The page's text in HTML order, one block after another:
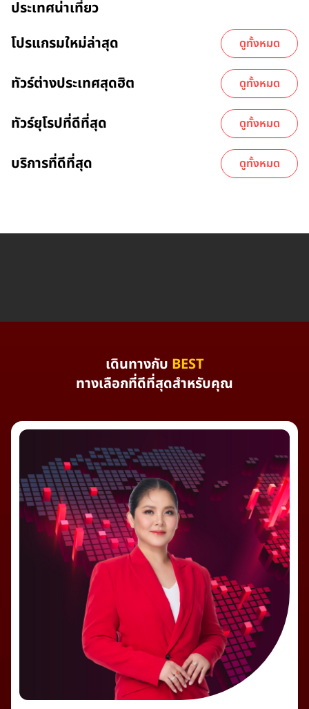
ประเทศน่าเที่ยว
โปรแกรมใหม่ล่าสุด
ดูทั้งหมด
ทัวร์ต่างประเทศสุดฮิต ดูทั้งหมด
ทัวร์ยุโรปที่ดีที่สุด ดูทั้งหมด
บริการที่ดีที่สุด ดูทั้งหมด
เดินทางกับ BEST
ทางเลือกที่ดีที่สุดสำหรับคุณ